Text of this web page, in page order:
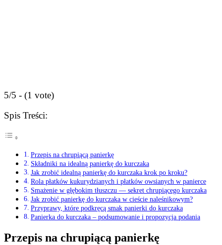
5/5 - (1 vote)
Spis Treści:
Przepis na chrupiącą panierkę
Składniki na idealną panierkę do kurczaka
Jak zrobić idealną panierkę do kurczaka krok po kroku?
Rola płatków kukurydzianych i płatków owsianych w panierce
Smażenie w głębokim tłuszczu — sekret chrupiącego kurczaka
Jak zrobić panierkę do kurczaka w cieście naleśnikowym?
Przyprawy, które podkręcą smak panierki do kurczaka
Panierka do kurczaka – podsumowanie i propozycja podania
Przepis na chrupiącą panierkę